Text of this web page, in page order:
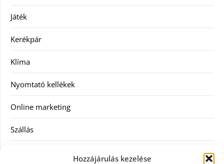
Hozzájárulás kezelése
Játék
Kerékpár
Klíma
Nyomtató kellékek
Online marketing
Szállás